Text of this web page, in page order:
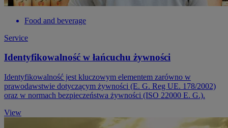
Food and beverage
Service
Identyfikowalność w łańcuchu żywności
Identyfikowalność jest kluczowym elementem zarówno w
prawodawstwie dotyczącym żywności (E. G. Reg UE. 178/2002)
oraz w normach bezpieczeństwa żywności (ISO 22000 E. G.).
View